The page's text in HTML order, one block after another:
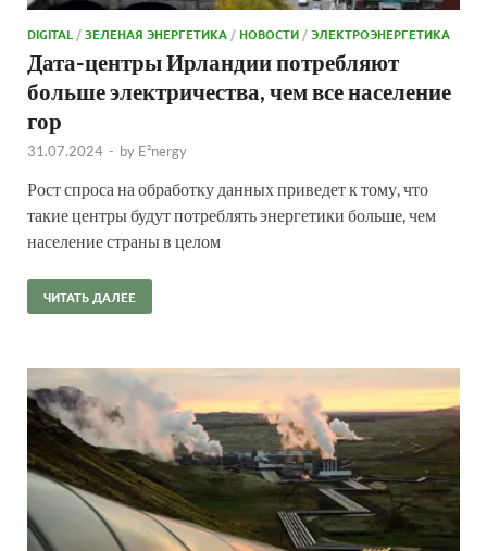
DIGITAL /ЗЕЛЕНАЯ ЭНЕРГЕТИКА /НОВОСТИ /ЭЛЕКТРОЭНЕРГЕТИКА
Дата-центры Ирландии потребляют
больше электричества, чем все население
гор
31.07.2024 - by E²nergy
Рост спроса на обработку данных приведет к тому, что
такие центры будут потреблять энергетики больше, чем
население страны в целом
ЧИТАТЬ ДАЛЕЕ